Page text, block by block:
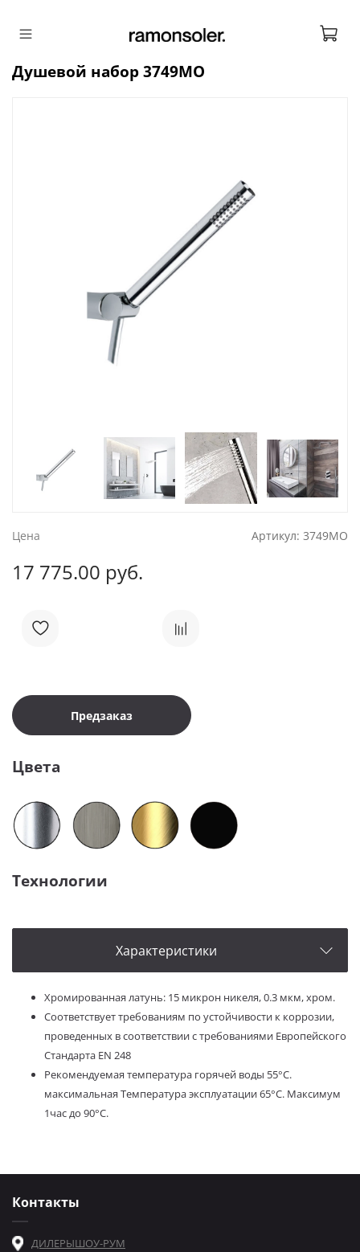
Цена Артикул: 3749MO
Душевой набор 3749MO
17 775.00 руб.
Предзаказ
Цвета
Технологии
Характеристики
Хромированная латунь: 15 микрон никеля, 0.3 мкм, хром.
Соответствует требованиям по устойчивости к коррозии,
проведенных в соответствии с требованиями Европейского
Стандарта EN 248
Рекомендуемая температура горячей воды 55°C.
максимальная Температура эксплуатации 65°C. Максимум
1час до 90°C.
Контакты
ДИЛЕРЫШОУ-РУМ